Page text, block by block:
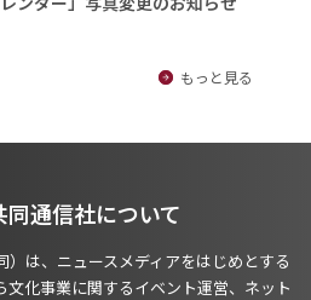
もっと見る
通信社について
は、ニュースメディアをはじめとする
化事業に関するイベント運営、ネット